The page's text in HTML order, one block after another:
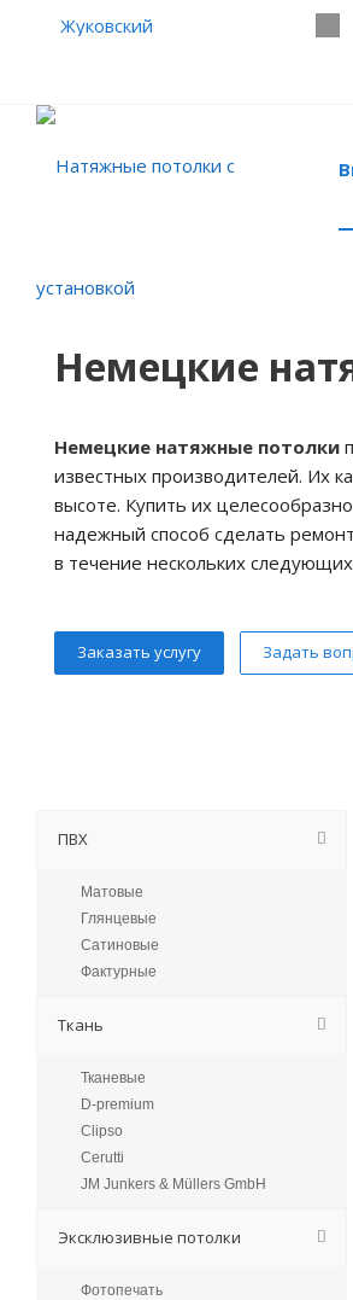
Жуковский
Немецкие
Немецкие натяжные потолки
известных производителей. Их
высоте. Купить их
надежный способ сделать
в течение нескольких
Заказать услугу Задать
ПВХ
Матовые
Глянцевые
Сатиновые
Фактурные
Ткань
Тканевые
D-premium
Clipso
Cerutti
JM Junkers & Müllers GmbH
Эксклюзивные потолки
Фотопечать